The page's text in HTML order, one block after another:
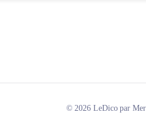
© 2026 LeDico par